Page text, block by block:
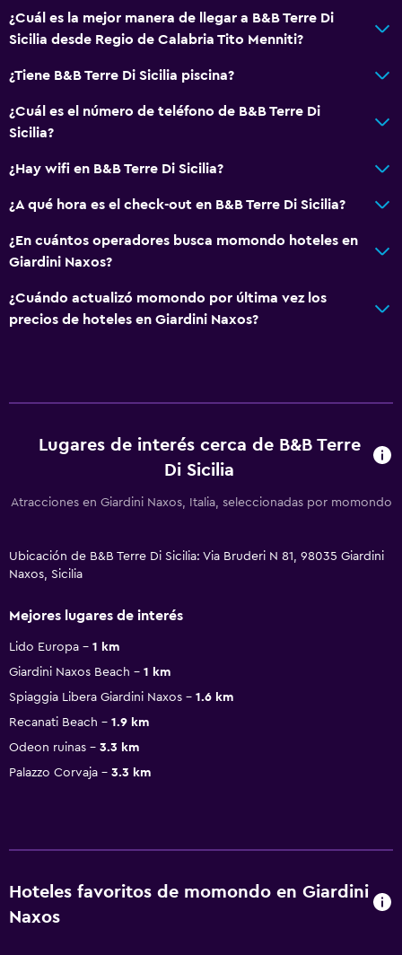
¿Cuál es la mejor manera de llegar a B&B Terre Di
Sicilia desde Regio de Calabria Tito Menniti?
¿Tiene B&B Terre Di Sicilia piscina?
¿Cuál es el número de teléfono de B&B Terre Di
Sicilia?
¿Hay wifi en B&B Terre Di Sicilia?
¿A qué hora es el check-out en B&B Terre Di Sicilia?
¿En cuántos operadores busca momondo hoteles en
Giardini Naxos?
¿Cuándo actualizó momondo por última vez los
precios de hoteles en Giardini Naxos?
Lugares de interés cerca de B&B Terre
Di Sicilia
Atracciones en Giardini Naxos, Italia, seleccionadas por momondo
Ubicación de B&B Terre Di Sicilia: Via Bruderi N 81, 98035 Giardini
Naxos, Sicilia
Mejores lugares de interés
Lido Europa
1 km
Giardini Naxos Beach
1 km
Spiaggia Libera Giardini Naxos
1.6 km
Recanati Beach
1.9 km
Odeon ruinas
3.3 km
Palazzo Corvaja
3.3 km
Hoteles favoritos de momondo en Giardini
Naxos